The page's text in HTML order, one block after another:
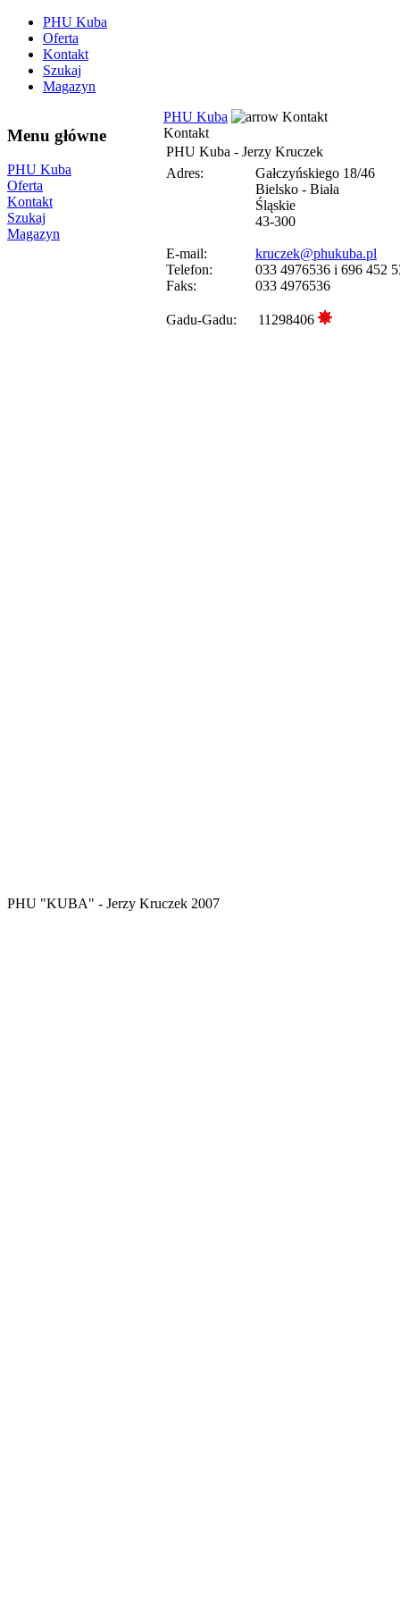
PHU Kuba
Oferta
Kontakt
Szukaj
Magazyn
Menu główne
PHU Kuba
Oferta
Kontakt
Szukaj
Magazyn
PHU Kuba
Kontakt
Kontakt
PHU Kuba - Jerzy Kruczek
Adres:
Gałczyńskiego 18/46
Bielsko - Biała
Śląskie
43-300
E-mail:
kruczek@phukuba.pl
Telefon:
033 4976536 i 696 452
Faks:
033 4976536
Gadu-Gadu: 11298406
PHU "KUBA" - Jerzy Kruczek 2007